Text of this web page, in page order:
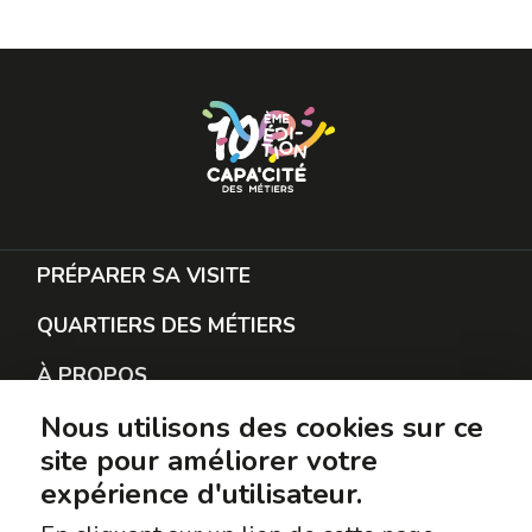
PRÉPARER SA VISITE
QUARTIERS DES MÉTIERS
À PROPOS
RESTER EN CONTACT
PROTECTION DES DONNÉES
SUIVEZ-NOUS
Nous utilisons des cookies sur ce
site pour améliorer votre
expérience d'utilisateur.